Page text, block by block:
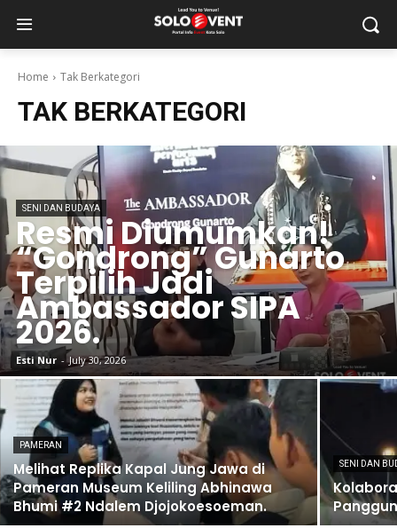
Home Tak Berkategori
TAK BERKATEGORI
SENI DAN BUDAYA
Resmi Diumumkan!
“Gondrong” Gunarto
Terpilih Jadi
Ambassador SIPA
2026.
Esti Nur - July 30, 2026
PAMERAN
Melihat Replika Kapal Jung Jawa di
Pameran Museum Keliling Abhinawa
Bhumi #2 Ndalem Djojokoesoeman.
SENI DAN